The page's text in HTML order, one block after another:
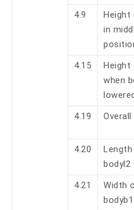
4.9
Height
in
4.15
when
4.19 Overall
4.20
bodyl2
4.21
Width
bodyb1